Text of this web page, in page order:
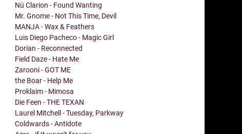
Nü Clarion - Found Wanting
Mr. Gnome - Not This Time, Devil
MANJA - Wax & Feathers
Luis Diego Pacheco - Magic Girl
Dorian - Reconnected
Field Daze - Hate Me
Zarooni - GOT ME
the Boar - Help Me
Proklaim - Mimosa
Die Feen - THE TEXAN
Laurel Mitchell - Tuesday, Parkway
Coldwards - Antidote